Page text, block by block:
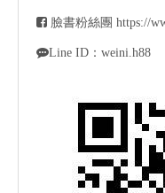
 臉書粉絲團 https://
Line ID：weini.h88